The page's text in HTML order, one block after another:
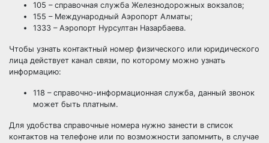
105 – справочная служба Железнодорожных вокзалов;
155 – Международный Аэропорт Алматы;
1333 – Аэропорт Нурсултан Назарбаева.
Чтобы узнать контактный номер физического или юридического
лица действует канал связи, по которому можно узнать
информацию:
118 – справочно-информационная служба, данный звонок
может быть платным.
Для удобства справочные номера нужно занести в список
контактов на телефоне или по возможности запомнить, в случае